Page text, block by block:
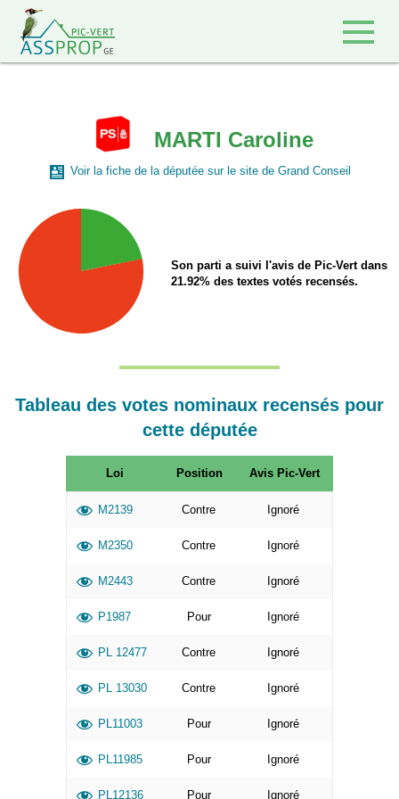
MARTI Caroline
Voir la fiche de la députée sur le site de Grand Conseil
Son parti a suivi l'avis de Pic-Vert dans
21.92% des textes votés recensés.
Tableau des votes nominaux recensés pour
cette députée
Loi Position Avis Pic-Vert
M2139 Contre Ignoré
M2350 Contre Ignoré
M2443 Contre Ignoré
P1987 Pour Ignoré
PL 12477 Contre Ignoré
PL 13030 Contre Ignoré
PL11003 Pour Ignoré
PL11985 Pour Ignoré
PL12136 Pour Ignoré